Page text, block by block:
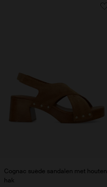
Cognac suède sandalen met houten
hak